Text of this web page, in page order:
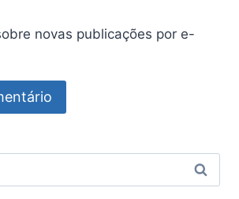
novas publicações por e-